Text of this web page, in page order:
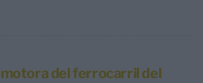
del ferrocarril del